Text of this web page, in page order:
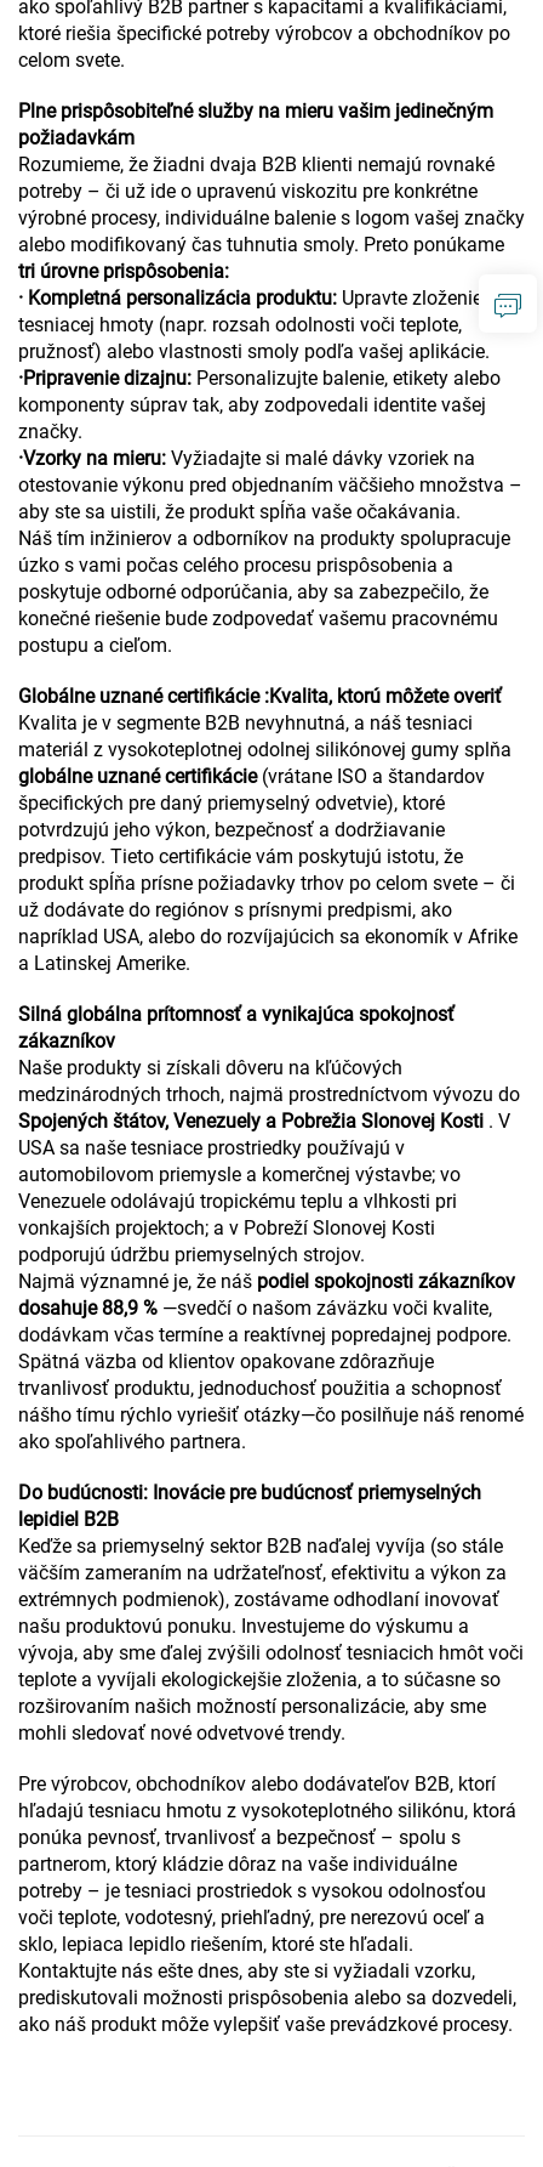
ako spoľahlivý B2B partner s kapacitami a kvalifikáciami,
ktoré riešia špecifické potreby výrobcov a obchodníkov po
celom svete.
Plne prispôsobiteľné služby na mieru vašim jedinečným
požiadavkám
Rozumieme, že žiadni dvaja B2B klienti nemajú rovnaké
potreby – či už ide o upravenú viskozitu pre konkrétne
výrobné procesy, individuálne balenie s logom vašej značky
alebo modifikovaný čas tuhnutia smoly. Preto ponúkame
tri úrovne prispôsobenia:
· Kompletná personalizácia produktu: Upravte zloženie
tesniacej hmoty (napr. rozsah odolnosti voči teplote,
pružnosť) alebo vlastnosti smoly podľa vašej aplikácie.
·Pripravenie dizajnu: Personalizujte balenie, etikety alebo
komponenty súprav tak, aby zodpovedali identite vašej
značky.
·Vzorky na mieru: Vyžiadajte si malé dávky vzoriek na
otestovanie výkonu pred objednaním väčšieho množstva –
aby ste sa uistili, že produkt spĺňa vaše očakávania.
Náš tím inžinierov a odborníkov na produkty spolupracuje
úzko s vami počas celého procesu prispôsobenia a
poskytuje odborné odporúčania, aby sa zabezpečilo, že
konečné riešenie bude zodpovedať vašemu pracovnému
postupu a cieľom.
Globálne uznané certifikácie :Kvalita, ktorú môžete overiť
Kvalita je v segmente B2B nevyhnutná, a náš tesniaci
materiál z vysokoteplotnej odolnej silikónovej gumy splňa
globálne uznané certifikácie (vrátane ISO a štandardov
špecifických pre daný priemyselný odvetvie), ktoré
potvrdzujú jeho výkon, bezpečnosť a dodržiavanie
predpisov. Tieto certifikácie vám poskytujú istotu, že
produkt spĺňa prísne požiadavky trhov po celom svete – či
už dodávate do regiónov s prísnymi predpismi, ako
napríklad USA, alebo do rozvíjajúcich sa ekonomík v Afrike
a Latinskej Amerike.
Silná globálna prítomnosť a vynikajúca spokojnosť
zákazníkov
Naše produkty si získali dôveru na kľúčových
medzinárodných trhoch, najmä prostredníctvom vývozu do
Spojených štátov, Venezuely a Pobrežia Slonovej Kosti . V
USA sa naše tesniace prostriedky používajú v
automobilovom priemysle a komerčnej výstavbe; vo
Venezuele odolávajú tropickému teplu a vlhkosti pri
vonkajších projektoch; a v Pobreží Slonovej Kosti
podporujú údržbu priemyselných strojov.
Najmä významné je, že náš podiel spokojnosti zákazníkov
dosahuje 88,9 % —svedčí o našom záväzku voči kvalite,
dodávkam včas termíne a reaktívnej popredajnej podpore.
Spätná väzba od klientov opakovane zdôrazňuje
trvanlivosť produktu, jednoduchosť použitia a schopnosť
nášho tímu rýchlo vyriešiť otázky—čo posilňuje náš renomé
ako spoľahlivého partnera.
Do budúcnosti: Inovácie pre budúcnosť priemyselných
lepidiel B2B
Keďže sa priemyselný sektor B2B naďalej vyvíja (so stále
väčším zameraním na udržateľnosť, efektivitu a výkon za
extrémnych podmienok), zostávame odhodlaní inovovať
našu produktovú ponuku. Investujeme do výskumu a
vývoja, aby sme ďalej zvýšili odolnosť tesniacich hmôt voči
teplote a vyvíjali ekologickejšie zloženia, a to súčasne so
rozširovaním našich možností personalizácie, aby sme
mohli sledovať nové odvetvové trendy.
Pre výrobcov, obchodníkov alebo dodávateľov B2B, ktorí
hľadajú tesniacu hmotu z vysokoteplotného silikónu, ktorá
ponúka pevnosť, trvanlivosť a bezpečnosť – spolu s
partnerom, ktorý kládzie dôraz na vaše individuálne
potreby – je tesniaci prostriedok s vysokou odolnosťou
voči teplote, vodotesný, priehľadný, pre nerezovú oceľ a
sklo, lepiaca lepidlo riešením, ktoré ste hľadali.
Kontaktujte nás ešte dnes, aby ste si vyžiadali vzorku,
prediskutovali možnosti prispôsobenia alebo sa dozvedeli,
ako náš produkt môže vylepšiť vaše prevádzkové procesy.